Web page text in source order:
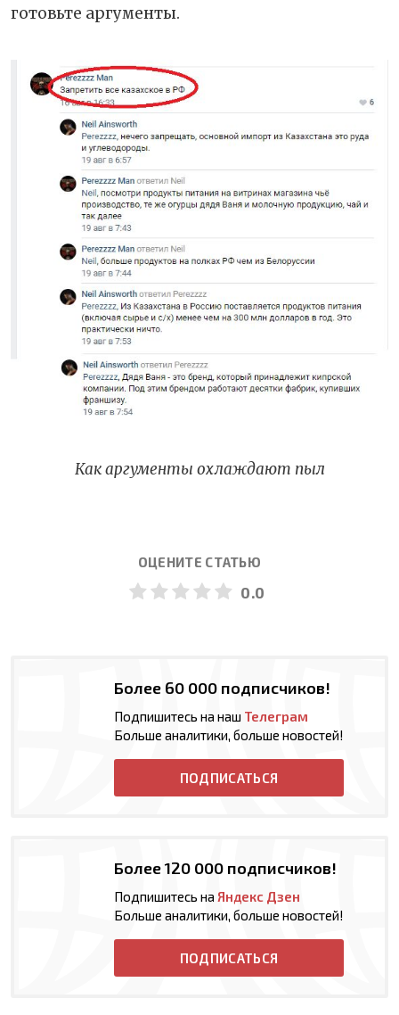
готовьте аргументы.
Как аргументы охлаждают пыл
ОЦЕНИТЕ СТАТЬЮ
0.0
Более 60 000 подписчиков!
Подпишитесь на наш Телеграм
Больше аналитики, больше новостей!
ПОДПИСАТЬСЯ
Более 120 000 подписчиков!
Подпишитесь на Яндекс Дзен
Больше аналитики, больше новостей!
ПОДПИСАТЬСЯ